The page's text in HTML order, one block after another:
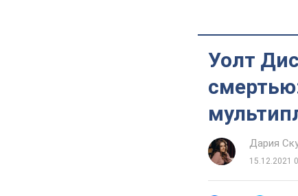
Уолт
Дария
15.12.2021